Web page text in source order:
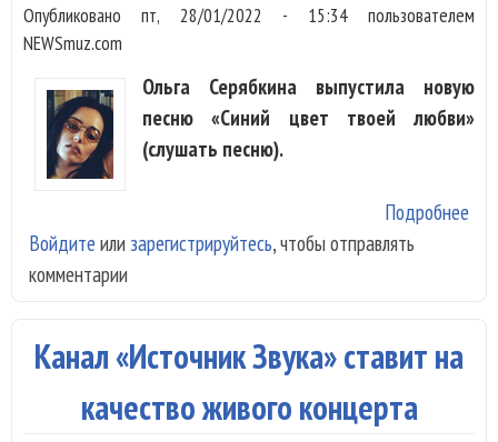
Опубликованопт, 28/01/2022 - 15:34пользователем
NEWSmuz.com
Ольга Серябкина выпустила новую
песню «Синий цвет твоей любви»
(слушать песню).
Подробнее
Войдите или зарегистрируйтесь, чтобы отправлять
комментарии
Канал «Источник Звука» ставит на
качество живого концерта